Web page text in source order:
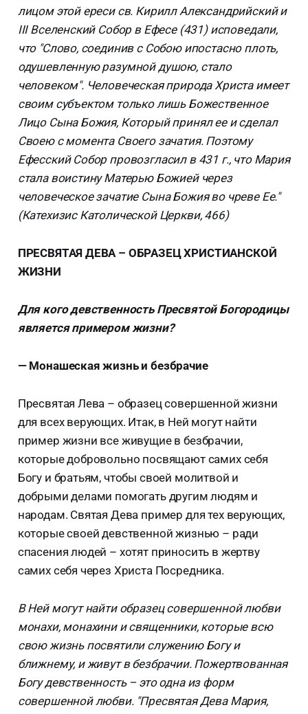
лицом этой ереси св. Кирилл Александрийский и
III Вселенский Собор в Ефесе (431) исповедали,
что "Слово, соединив с Собою ипостасно плоть,
одушевленную разумной душою, стало
человеком". Человеческая природа Христа имеет
своим субъектом только лишь Божественное
Лицо Сына Божия, Который принял ее и сделал
Своею с момента Своего зачатия. Поэтому
Ефесский Собор провозгласил в 431 г., что Мария
стала воистину Матерью Божией через
человеческое зачатие Сына Божия во чреве Ее."
(Катехизис Католической Церкви, 466)
ПРЕСВЯТАЯ ДЕВА – ОБРАЗЕЦ ХРИСТИАНСКОЙ
ЖИЗНИ
Для кого девственность Пресвятой Богородицы
является примером жизни?
— Монашеская жизнь и безбрачие
Пресвятая Лева – образец совершенной жизни
для всех верующих. Итак, в Ней могут найти
пример жизни все живущие в безбрачии,
которые добровольно посвящают самих себя
Богу и братьям, чтобы своей молитвой и
добрыми делами помогать другим людям и
народам. Святая Дева пример для тех верующих,
которые своей девственной жизнью – ради
спасения людей – хотят приносить в жертву
самих себя через Христа Посредника.
В Ней могут найти образец совершенной любви
монахи, монахини и священники, которые всю
свою жизнь посвятили служению Богу и
ближнему, и живут в безбрачии. Пожертвованная
Богу девственность – это одна из форм
совершенной любви. "Пресвятая Дева Мария,